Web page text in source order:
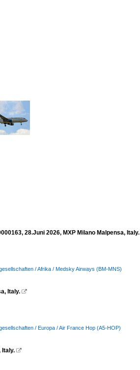
28.Juni 2026, MXP Milano Malpensa, Italy.
/ Afrika / Medsky Airways (BM-MNS)
Italy. 
/ Europa / Air France Hop (A5-HOP)
Italy. 